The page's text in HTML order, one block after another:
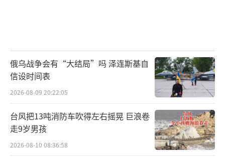
俄乌战争会有“大结局”吗 泽连斯基自
信设时间表
2026-08-09 20:22:05
台风把13吨消防车吹得左右摇晃 巨浪卷
走9岁男孩
2026-08-10 08:36:58